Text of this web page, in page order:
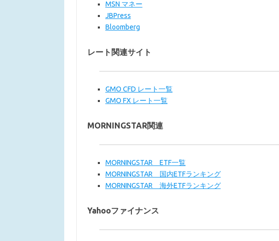
MSN マネー
JBPress
Bloomberg
レート関連サイト
GMO CFD レート一覧
GMO FX レート一覧
MORNINGSTAR関連
MORNINGSTAR ETF一覧
MORNINGSTAR 国内ETFランキング
MORNINGSTAR 海外ETFランキング
Yahooファイナンス